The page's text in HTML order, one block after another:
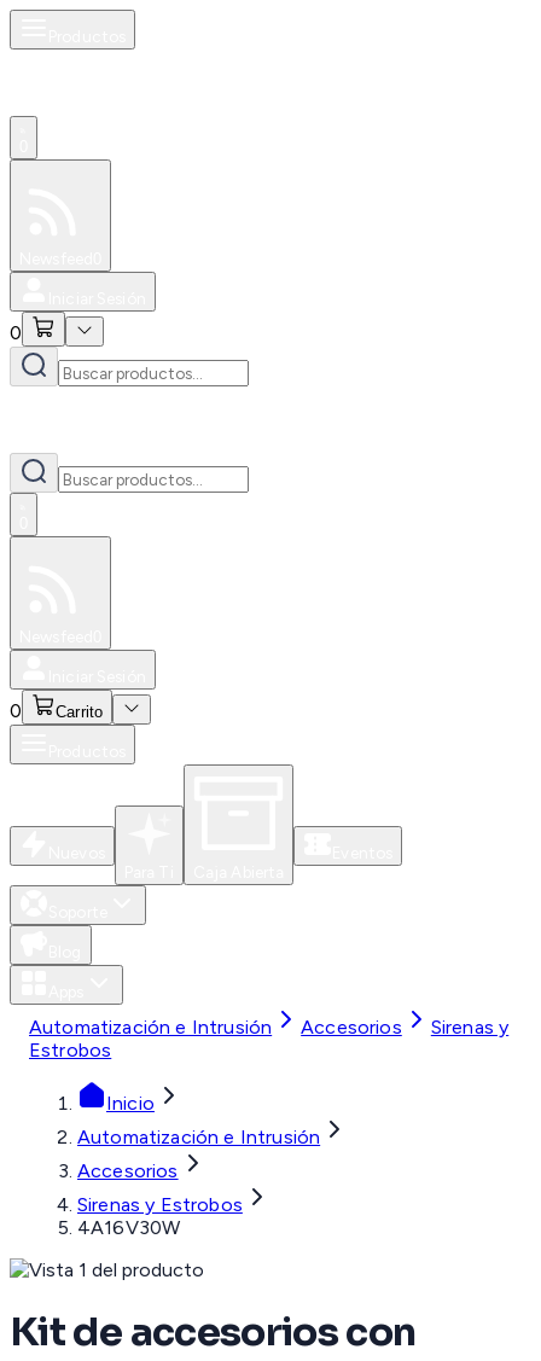
0
0 Carrito
Automatización e Intrusión Accesorios
Sirenas y
Estrobos
Inicio
Automatización e Intrusión
Accesorios
Sirenas y Estrobos
4A16V30W
Kit de accesorios con